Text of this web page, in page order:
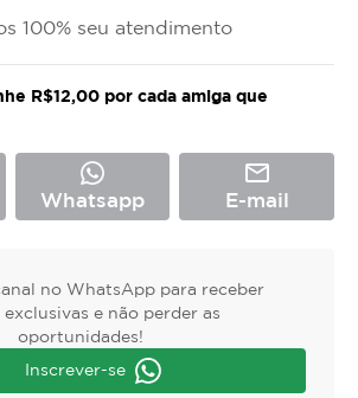
100% seu atendimento
R$12,00 por cada amiga que
Whatsapp
mail_outline
E-mail
no WhatsApp para receber
e não perder as
oportunidades!
Inscrever-se